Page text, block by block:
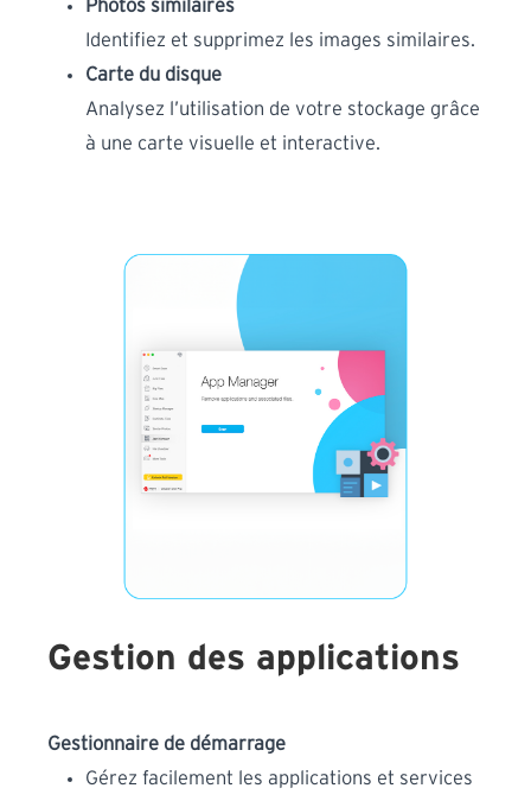
Photos similaires
Identifiez et supprimez les images similaires.
Carte du disque
Analysez l’utilisation de votre stockage grâce
à une carte visuelle et interactive.
Gestion des applications
Gestionnaire de démarrage
Gérez facilement les applications et services